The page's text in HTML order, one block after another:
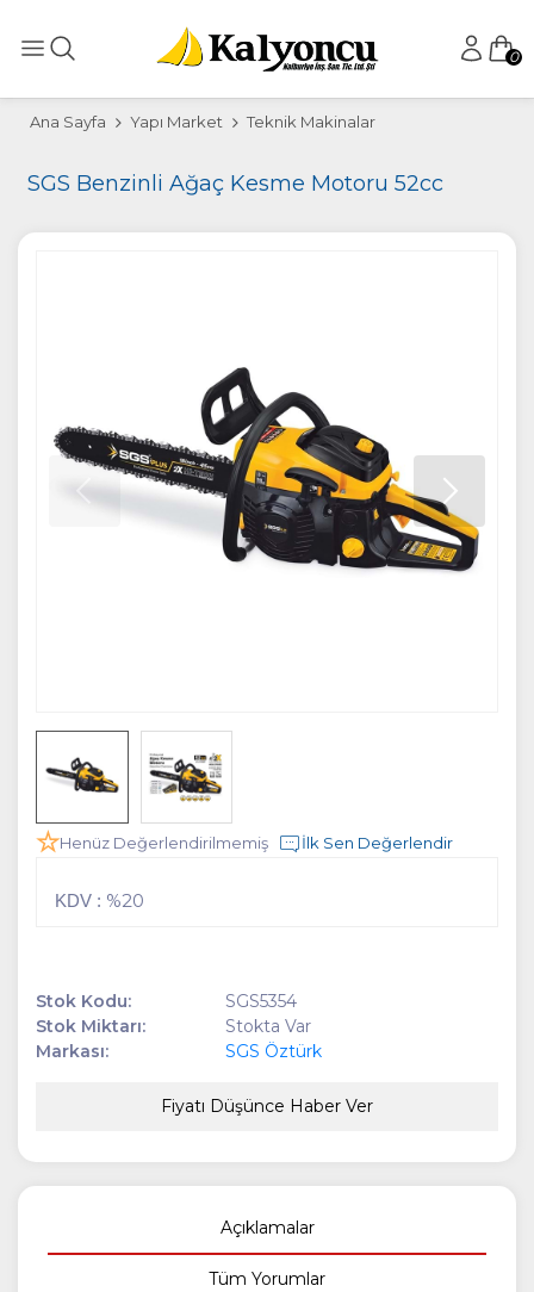
0
Ana Sayfa Yapı Market Teknik Makinalar
SGS Benzinli Ağaç Kesme Motoru 52cc
Henüz Değerlendirilmemiş İlk Sen Değerlendir
KDV : %20
Stok Kodu:
SGS5354
Stok Miktarı:
Stokta Var
Markası:
SGS Öztürk
Fiyatı Düşünce Haber Ver
Açıklamalar
Tüm Yorumlar